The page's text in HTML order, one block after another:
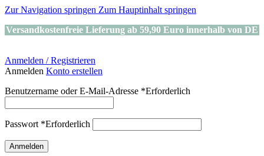
Zur Navigation springen Zum Hauptinhalt springen
Versandkostenfreie Lieferung ab 59,90 Euro innerhalb von DE
Anmelden / Registrieren
Anmelden Konto erstellen
Benutzername oder E-Mail-Adresse *Erforderlich
Passwort *Erforderlich
Anmelden